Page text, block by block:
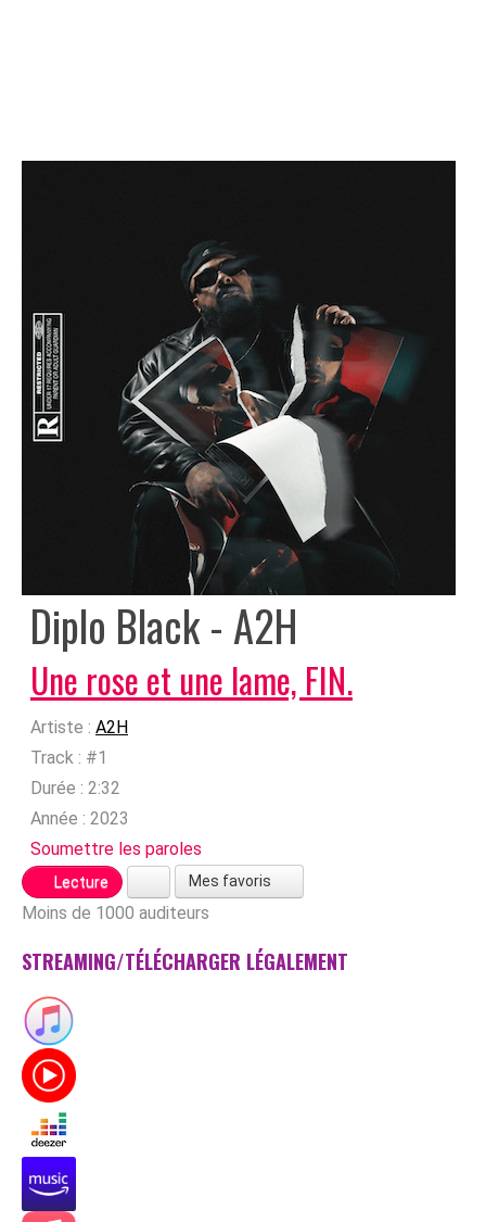
Diplo Black - A2H
Une rose et une lame, FIN.
Artiste : A2H
Track : #1
Durée : 2:32
Année : 2023
Soumettre les paroles
Lecture Mes favoris
Moins de 1000 auditeurs
STREAMING/TÉLÉCHARGER LÉGALEMENT